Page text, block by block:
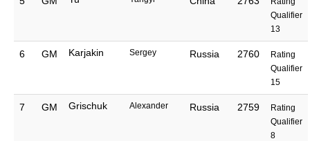
Qualifier
13
6 GM Karjakin Sergey Russia 2760
Rating
Qualifier
15
7 GM Grischuk Alexander Russia 2759
Rating
Qualifier
8